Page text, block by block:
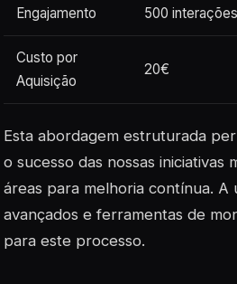
Engajamento 500 interações
Custo por
Aquisição
20€
Esta abordagem estruturada
o sucesso das nossas iniciativas
áreas para melhoria contínua. A
avançados e ferramentas de
para este processo.